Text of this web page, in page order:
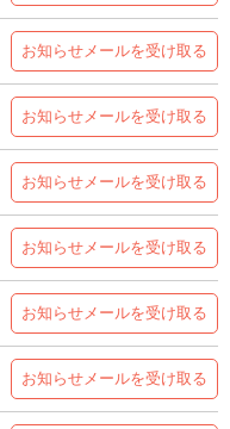
お知らせメールを受け取る
お知らせメールを受け取る
お知らせメールを受け取る
お知らせメールを受け取る
お知らせメールを受け取る
お知らせメールを受け取る